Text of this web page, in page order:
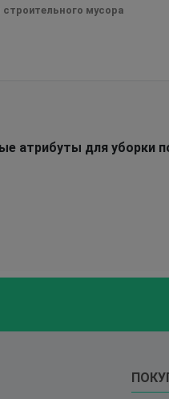
мусора
атрибуты для уборки